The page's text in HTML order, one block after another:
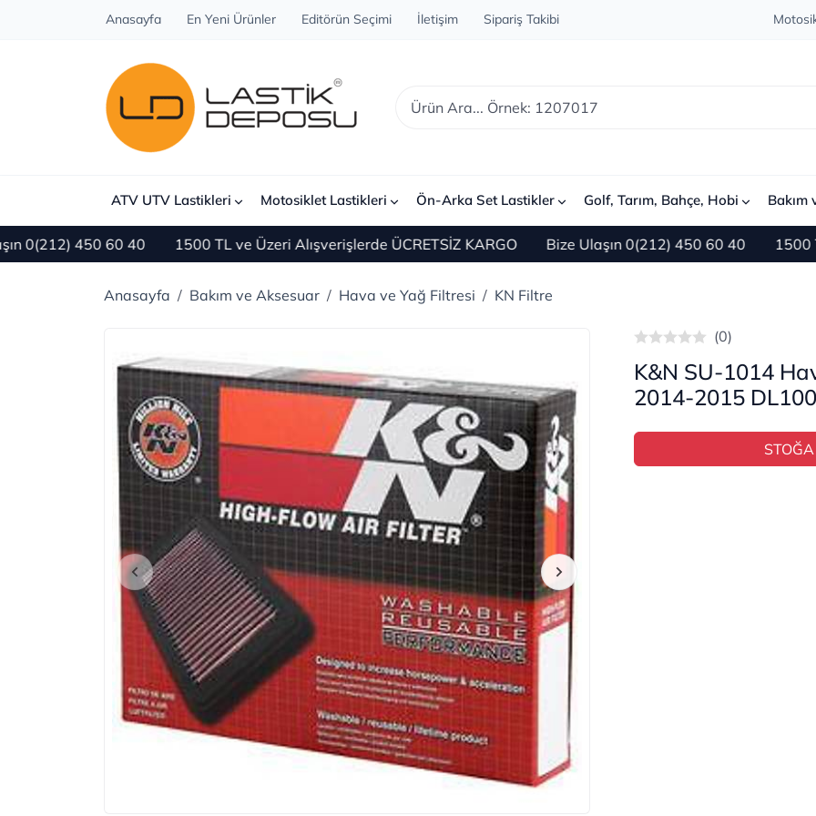
Anasayfa En Yeni Ürünler Editörün Seçimi İletişim Sipariş Takibi
ATV UTV Lastikleri Motosiklet Lastikleri Ön-Arka Set Lastikler Golf, Tarım, Bahçe, Hobi Bakım
450 60 40 1500 TL ve Üzeri Alışverişlerde ÜCRETSİZ KARGO Bize Ulaşın 0(212) 450 60 40 1500 TL ve
Anasayfa Bakım ve Aksesuar Hava ve Yağ Filtresi KN Filtre
(0)
K&N SU-1014
2014-2015